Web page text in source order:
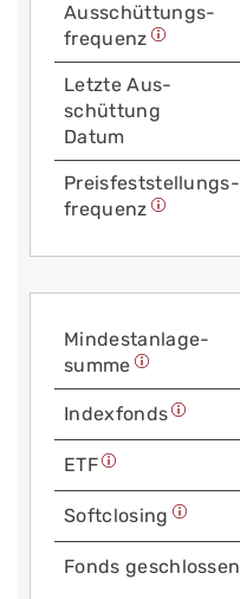
Aus­schüttungs­
frequenz
Letzte Aus­
schüttung
Datum
Preis­fest­stellungs­
frequenz
Mindest­anlage­
summe
Index­fonds
ETF
Soft­closing
Fonds geschlossen